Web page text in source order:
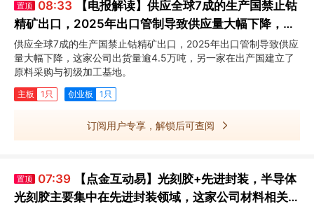
置顶 08:33
【电报解读】供应全球7成的生产国禁止钴
精矿出口，2025年出口管制导致供应量大幅下降，这
家公司出货量逾4.5万吨
供应全球7成的生产国禁止钴精矿出口，2025年出口管制导致供应
量大幅下降，这家公司出货量逾4.5万吨，另一家在出产国建立了
原料采购与初级加工基地。
主板 1只 创业板 1只
订阅用户专享，解锁后可查阅
置顶 07:39
【点金互动易】光刻胶+先进封装，半导体
光刻胶主要集中在先进封装领域，这家公司材料相关产